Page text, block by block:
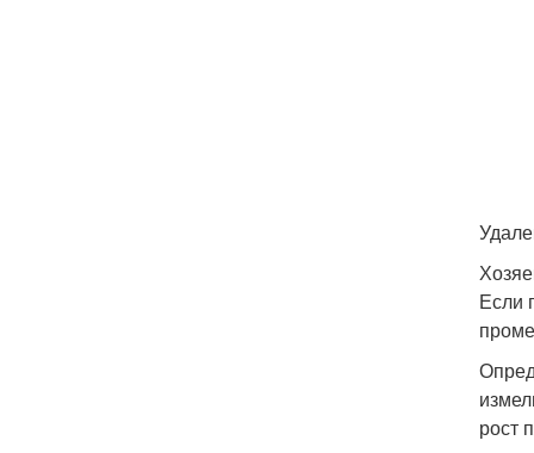
Если
рост